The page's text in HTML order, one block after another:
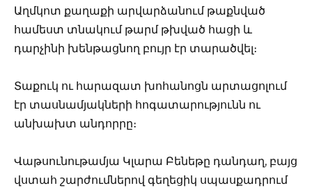
Աղմկոտ քաղաքի արվարձանում թաքնված
համեստ տնակում թարմ թխված հացի և
դարչինի խենթացնող բույր էր տարածվել։
Տաքուկ ու հարազատ խոհանոցն արտացոլում
էր տասնամյակների հոգատարությունն ու
անխախտ անդորրը։
Վաթսունութամյա Կլարա Բենեթը դանդաղ, բայց
վստահ շարժումներով գեղեցիկ սպասքադրում